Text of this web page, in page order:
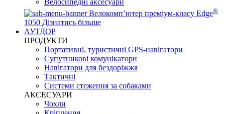
Велосипедні аксесуари
Велокомп’ютер преміум-класу Edge®
1050 Дізнатись більше
АУТДОР
ПРОДУКТИ
Портативні, туристичні GPS-навігатори
Супутникові комунікатори
Навігатори для бездоріжжя
Тактичні
Системи стеження за собаками
АКСЕСУАРИ
Чохли